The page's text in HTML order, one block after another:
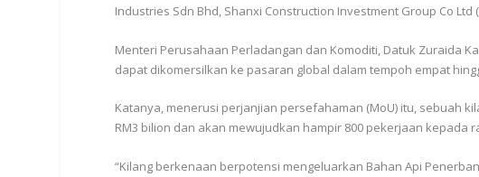
Industries Sdn Bhd, Shanxi Construction Investment Group Co Ltd
Menteri Perusahaan Perladangan dan Komoditi, Datuk Zuraida
dapat dikomersilkan ke pasaran global dalam tempoh empat
Katanya, menerusi perjanjian persefahaman (MoU) itu, sebuah
RM3 bilion dan akan mewujudkan hampir 800 pekerjaan kepada
“Kilang berkenaan berpotensi mengeluarkan Bahan Api